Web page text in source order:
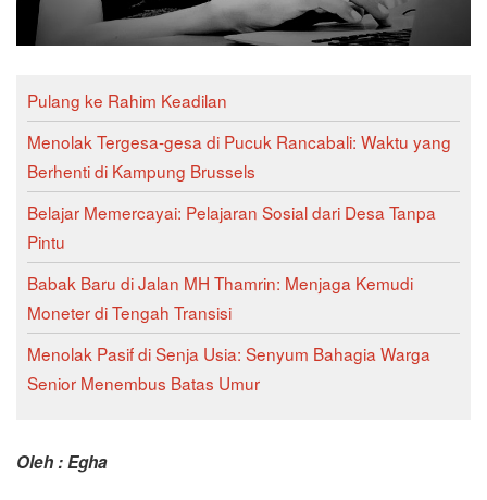
Pulang ke Rahim Keadilan
Menolak Tergesa-gesa di Pucuk Rancabali: Waktu yang
Berhenti di Kampung Brussels
Belajar Memercayai: Pelajaran Sosial dari Desa Tanpa
Pintu
Babak Baru di Jalan MH Thamrin: Menjaga Kemudi
Moneter di Tengah Transisi
Menolak Pasif di Senja Usia: Senyum Bahagia Warga
Senior Menembus Batas Umur
Oleh : Egha